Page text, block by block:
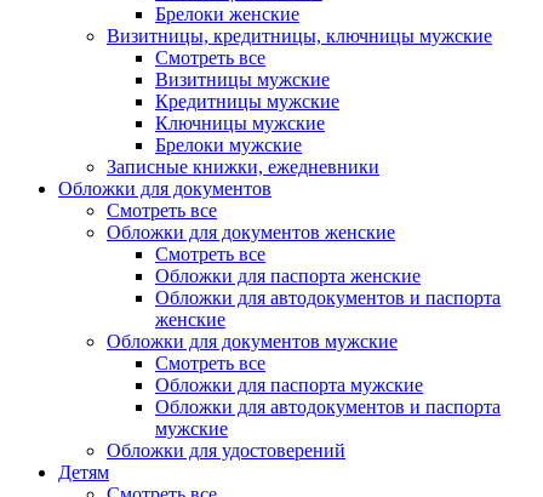
Брелоки женские
Визитницы, кредитницы, ключницы мужские
Смотреть все
Визитницы мужские
Кредитницы мужские
Ключницы мужские
Брелоки мужские
Записные книжки, ежедневники
Обложки для документов
Смотреть все
Обложки для документов женские
Смотреть все
Обложки для паспорта женские
Обложки для автодокументов и паспорта
женские
Обложки для документов мужские
Смотреть все
Обложки для паспорта мужские
Обложки для автодокументов и паспорта
мужские
Обложки для удостоверений
Детям